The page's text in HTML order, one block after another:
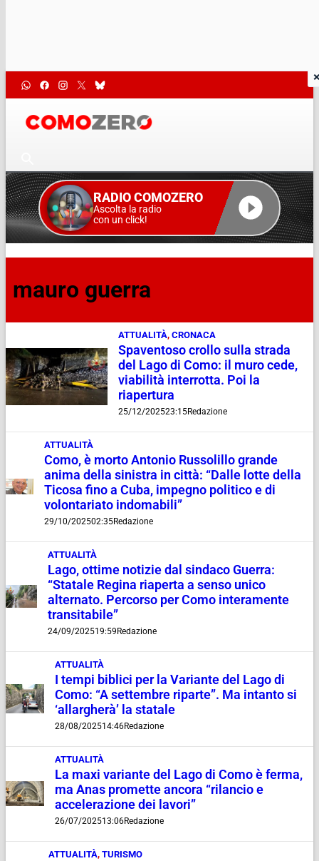
RADIO COMOZERO
Ascolta la radio
con un click!
mauro guerra
ATTUALITÀ, CRONACA
Spaventoso crollo sulla strada
del Lago di Como: il muro cede,
viabilità interrotta. Poi la
riapertura
25/12/202523:15Redazione
ATTUALITÀ
Como, è morto Antonio Russolillo grande
anima della sinistra in città: “Dalle lotte della
Ticosa fino a Cuba, impegno politico e di
volontariato indomabili”
29/10/202502:35Redazione
ATTUALITÀ
Lago, ottime notizie dal sindaco Guerra:
“Statale Regina riaperta a senso unico
alternato. Percorso per Como interamente
transitabile”
24/09/202519:59Redazione
ATTUALITÀ
I tempi biblici per la Variante del Lago di
Como: “A settembre riparte”. Ma intanto si
‘allargherà’ la statale
28/08/202514:46Redazione
ATTUALITÀ
La maxi variante del Lago di Como è ferma,
ma Anas promette ancora “rilancio e
accelerazione dei lavori”
26/07/202513:06Redazione
ATTUALITÀ, TURISMO